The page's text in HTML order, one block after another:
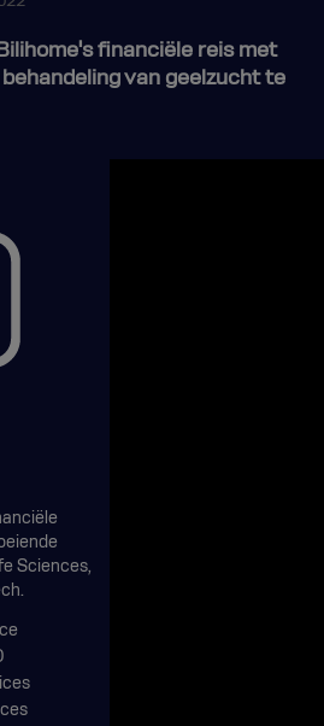
financiële reis met
behandeling van geelzucht te
Sciences,